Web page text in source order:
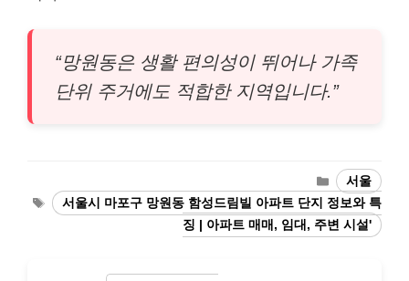
“망원동은 생활 편의성이 뛰어나 가족
단위 주거에도 적합한 지역입니다.”
Categories
서울
Tags
서울시 마포구 망원동 함성드림빌 아파트 단지 정보와 특
징 | 아파트 매매, 임대, 주변 시설'